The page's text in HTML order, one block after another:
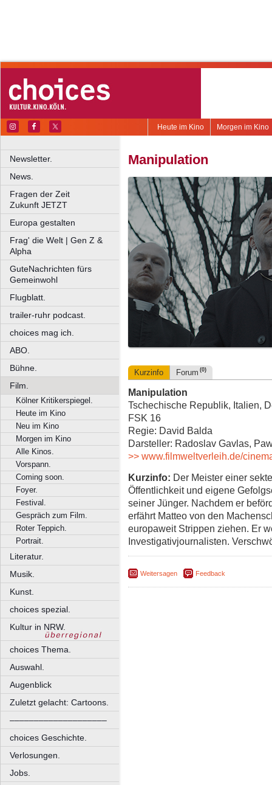
Morgen im Kino
Heute im Kino
Newsletter.
News.
Fragen der Zeit
Zukunft JETZT
Europa gestalten
Frag' die Welt | Gen Z &
Alpha
GuteNachrichten fürs
Gemeinwohl
Flugblatt.
trailer-ruhr podcast.
choices mag ich.
ABO.
Bühne.
Film.
Kölner Kritikerspiegel.
Heute im Kino
Neu im Kino
Morgen im Kino
Alle Kinos.
Vorspann.
Coming soon.
Foyer.
Festival.
Gespräch zum Film.
Roter Teppich.
Portrait.
Literatur.
Musik.
Kunst.
choices spezial.
Kultur in NRW.
choices Thema.
Auswahl.
Augenblick
Zuletzt gelacht: Cartoons.
––––––––––––––––––––
choices Geschichte.
Verlosungen.
Jobs.
Manipulation
Kurzinfo Forum (0)
Manipulation
Tschechische Republik, Italien,
FSK 16
Regie: David Balda
Darsteller: Radoslav Gavlas,
>> www.filmweltverleih.de/
Kurzinfo: Der Meister einer
Öffentlichkeit und eigene
seiner Jünger. Nachdem er
erfährt Matteo von den
europaweit Strippen ziehen. Er
Investigativjournalisten.
Weitersagen Feedback